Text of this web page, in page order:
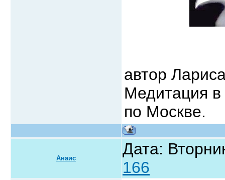
автор
Медитация в
по Москве.
Анаис
Дата:
166